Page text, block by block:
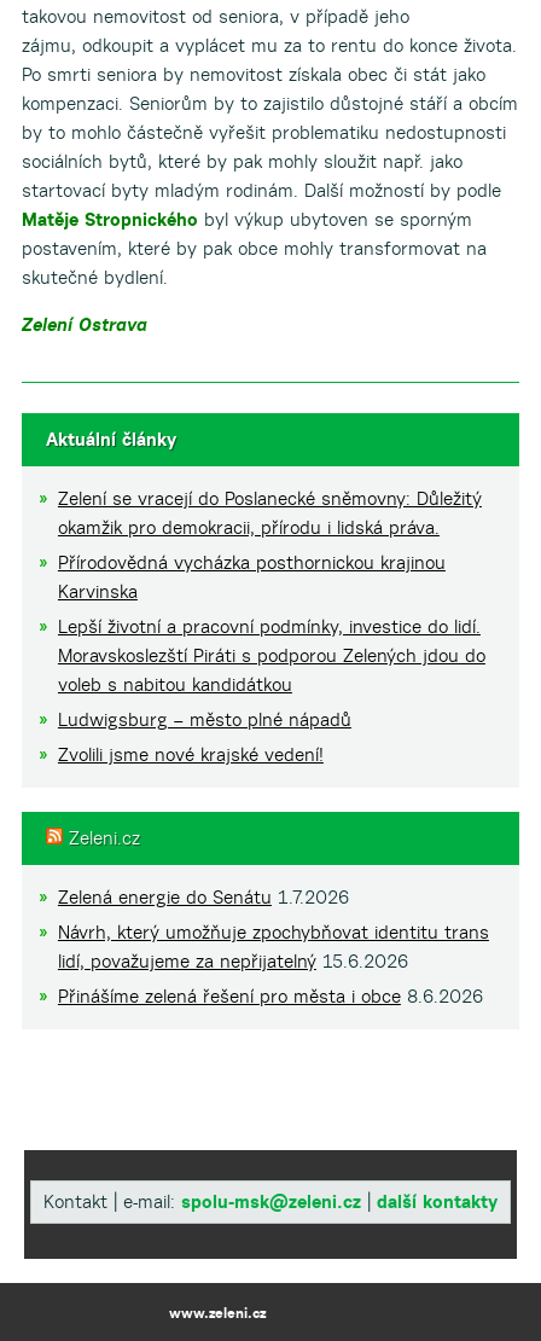
takovou nemovitost od seniora, v případě jeho
zájmu, odkoupit a vyplácet mu za to rentu do konce života.
Po smrti seniora by nemovitost získala obec či stát jako
kompenzaci. Seniorům by to zajistilo důstojné stáří a obcím
by to mohlo částečně vyřešit problematiku nedostupnosti
sociálních bytů, které by pak mohly sloužit např. jako
startovací byty mladým rodinám. Další možností by podle
Matěje Stropnického byl výkup ubytoven se sporným
postavením, které by pak obce mohly transformovat na
skutečné bydlení.
Zelení Ostrava
Aktuální články
Zelení se vracejí do Poslanecké sněmovny: Důležitý
okamžik pro demokracii, přírodu i lidská práva.
Přírodovědná vycházka posthornickou krajinou
Karvinska
Lepší životní a pracovní podmínky, investice do lidí.
Moravskoslezští Piráti s podporou Zelených jdou do
voleb s nabitou kandidátkou
Ludwigsburg – město plné nápadů
Zvolili jsme nové krajské vedení!
Zeleni.cz
Zelená energie do Senátu 1.7.2026
Návrh, který umožňuje zpochybňovat identitu trans
lidí, považujeme za nepřijatelný 15.6.2026
Přinášíme zelená řešení pro města i obce 8.6.2026
Kontakt | e-mail: spolu-msk@zeleni.cz další kontakty
www.zeleni.cz